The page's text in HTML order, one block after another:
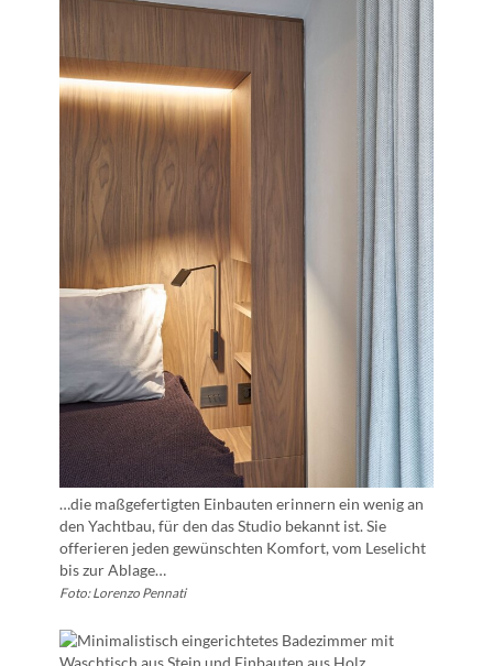
…die maßgefertigten Einbauten erinnern ein wenig an
den Yachtbau, für den das Studio bekannt ist. Sie
offerieren jeden gewünschten Komfort, vom Leselicht
bis zur Ablage…
Foto: Lorenzo Pennati